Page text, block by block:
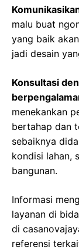
malu buat
yang baik
jadi desain
Konsultasi
menekankan
bertahap dan
sebaiknya
kondisi lahan,
bangunan.
Informasi
layanan di
di
referensi